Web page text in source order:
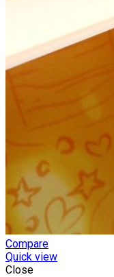
Compare
Quick view
Close